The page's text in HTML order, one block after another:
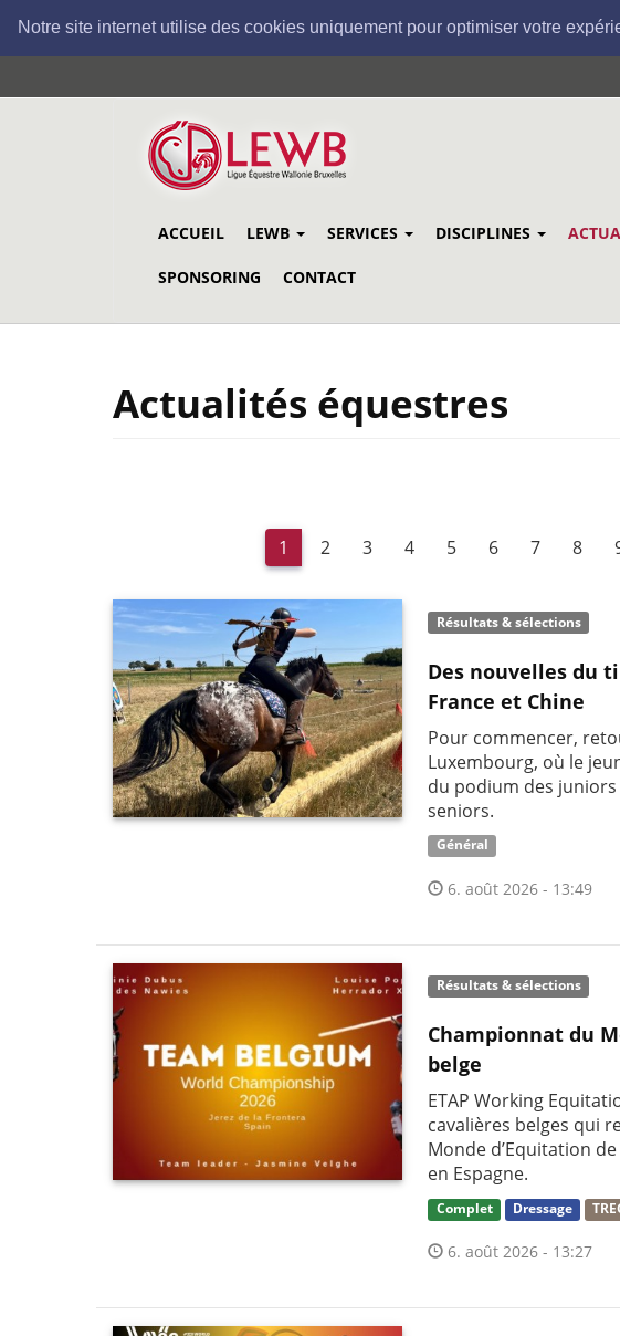
Notre site internet utilise des cookies uniquement pour optimiser votre
au
ACCUEIL LEWB SERVICES DISCIPLINES
SPONSORING CONTACT
Actualités équestres
1 2 3 4 5 6 7 8
Résultats & sélections
Des nouvelles du
France et Chine
Pour commencer,
Luxembourg, où le
du podium des juniors
seniors.
Général
6. août 2026 - 13:49
Résultats & sélections
Championnat du
belge
ETAP Working
cavalières belges qui
Monde d’Equitation
en Espagne.
Complet Dressage
6. août 2026 - 13:27